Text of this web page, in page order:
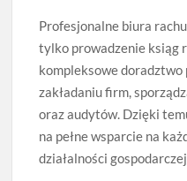
Profesjonalne biura
tylko prowadzenie ksiąg
kompleksowe doradztwo
zakładaniu firm,
oraz audytów. Dzięki
na pełne wsparcie na
działalności